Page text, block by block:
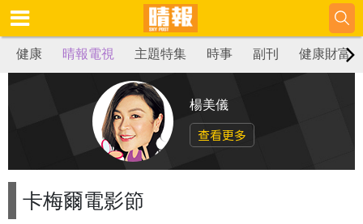
健康 晴報電視 主題特集 時事 副刊 健康財富
楊美儀
查看更多
卡梅爾電影節